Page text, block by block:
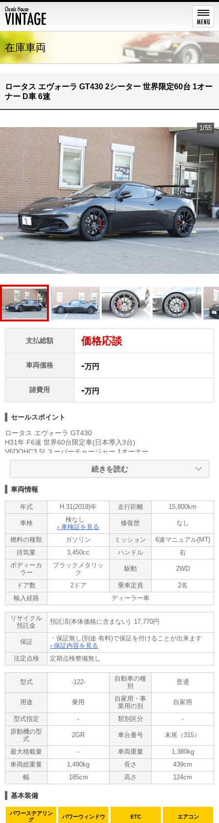
在庫車両
ロータス エヴォーラ GT430 2シーター 世界限定60台 1オー
ナー D車 6速
1/55
支払総額 価格応談
車両価格 -万円
諸費用 -万円
セールスポイント
ロータス エヴォーラ GT430
H31年 F6速 世界60台限定車(日本導入3台)
V6DOHC3.5Lスーパーチャージャー 1オーナー
ディーラー車 AC PS PW ナビ バックカメラ
GT430専用カーボンセミバケ シートヒーター
カーボンボディパネル&エアロ&リヤウイング
チタン製エキゾーストシステム 各部軽量化
ご覧頂きありがとうございます。
■この車への「お問合せ」・「無料見積り依頼」、「在庫確認」は、
お気軽にどうぞ!
■この車両以外にも「車選びドットコム」におすすめの中古車を掲載
しております。
他の在庫車種、お店へのアクセスは【販売店情報ページ】をご覧く
ださい。
問合わせ・来店の際には「中古車情報サイト(車選びドットコム)を
見た」とお伝えください。
問合せ頂き、該当車両の有無をご確認ください。
スタッフ一同、お客様からのお問合せをお待ちしております。
続きを読む
車両情報
年式 H.31(2019)年 走行距離 15,800km
車検
検なし
› 車検証を見る
修復歴 なし
燃料の種類 ガソリン ミッション
6速マニュアル(MT)
排気量
3,450cc ハンドル
右
ボディーカ
ラー
ブラックメタリッ
ク
駆動 2WD
ドア数 2ドア 乗車定員
2名
輸入経路
ディーラー車
リサイクル
預託金
預託済(本体価格に含まない) 17,770円
保証
・保証無し(別途 有料)で保証を付けることが出来ます
› 保証内容を見る
法定点検
定期点検整備無し
型式 -122-
自動車の種
別
普通
用途 乗用
自家用・事
業用の別
自家用
型式指定 - 類別区分
-
原動機の型
式
2GR 車台番号 末尾（315）
最大積載量 - 車両重量
1,380kg
車両総重量
1,490kg 長さ
439cm
幅
185cm 高さ 124cm
基本装備
パワーステアリン
グ
パワーウィンドウ ETC エアコン